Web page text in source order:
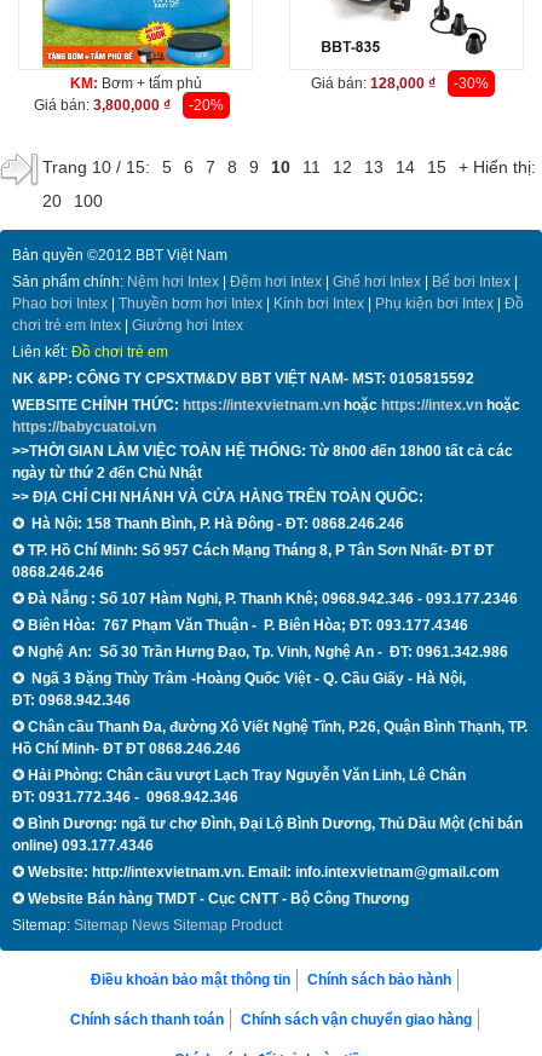
KM: Bơm + tấm phủ
Giá bán: 3,800,000 ₫ -20%
Giá bán: 128,000 ₫ -30%
Trang 10 / 15: 5 6 7 8 9 10 11 12 13 14 15
+ Hiển thị:
20
100
Bản quyền ©2012 BBT Việt Nam
Sản phẩm chính: Nệm hơi Intex Đệm hơi Intex Ghế hơi Intex Bể bơi Intex
Phao bơi Intex
Thuyền bơm hơi Intex Kính bơi Intex Phụ kiện bơi Intex
Đồ
chơi trẻ em Intex
Giường hơi Intex
Liên kết: Đồ chơi trẻ em
NK &PP: CÔNG TY CPSXTM&DV BBT VIỆT NAM- MST: 0105815592
WEBSITE CHÍNH THỨC: https://intexvietnam.vn hoặc https://intex.vn hoặc
https://babycuatoi.vn
>>THỜI GIAN LÀM VIỆC TOÀN HỆ THỐNG: Từ 8h00 đến 18h00 tất cả các
ngày từ thứ 2 đến Chủ Nhật
>> ĐỊA CHỈ CHI NHÁNH VÀ CỬA HÀNG TRÊN TOÀN QUỐC:
✪ Hà Nội: 158 Thanh Bình, P. Hà Đông - ĐT: 0868.246.246
✪ TP. Hồ Chí Minh: Số 957 Cách Mạng Tháng 8, P Tân Sơn Nhất- ĐTĐT
0868.246.246
✪ Đà Nẵng : Số 107 Hàm Nghi, P. Thanh Khê; 0968.942.346 - 093.177.2346
✪ Biên Hòa: 767 Phạm Văn Thuận - P. Biên Hòa; ĐT: 093.177.4346
✪ Nghệ An: Số 30 Trần Hưng Đạo, Tp. Vinh, Nghệ An - ĐT: 0961.342.986
✪ Ngã 3 Đặng Thùy Trâm -Hoàng Quốc Việt - Q. Cầu Giấy - Hà Nội,
ĐT: 0968.942.346
✪ Chân cầu Thanh Đa, đường Xô Viết Nghệ Tĩnh, P.26, Quận Bình Thạnh, TP.
Hồ Chí Minh- ĐTĐT 0868.246.246
✪ Hải Phòng: Chân cầu vượt Lạch Tray Nguyễn Văn Linh, Lê Chân
ĐT: 0931.772.346 - 0968.942.346
✪ Bình Dương: ngã tư chợ Đình, Đại Lộ Bình Dương, Thủ Dầu Một (chỉ bán
online) 093.177.4346
✪ Website: http://intexvietnam.vn. Email: info.intexvietnam@gmail.com
✪ Website Bán hàng TMDT - Cục CNTT - Bộ Công Thương
Sitemap: Sitemap News Sitemap Product
Điều khoản bảo mật thông tin Chính sách bảo hành
Chính sách thanh toán Chính sách vận chuyển giao hàng